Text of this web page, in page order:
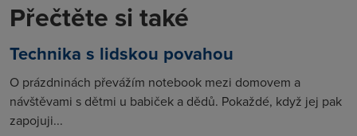
Přečtěte si také
Technika s lidskou povahou
O prázdninách převážím notebook mezi domovem a
návštěvami s dětmi u babiček a dědů. Pokaždé, když jej pak
zapojuji...